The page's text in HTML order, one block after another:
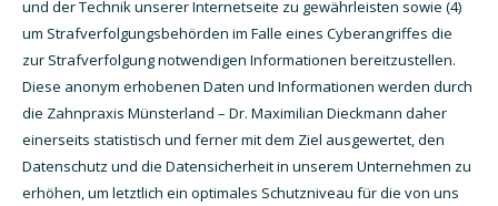
und der Technik unserer Internetseite zu gewährleisten sowie (4)
um Strafverfolgungsbehörden im Falle eines Cyberangriffes die
zur Strafverfolgung notwendigen Informationen bereitzustellen.
Diese anonym erhobenen Daten und Informationen werden durch
die Zahnpraxis Münsterland – Dr. Maximilian Dieckmann daher
einerseits statistisch und ferner mit dem Ziel ausgewertet, den
Datenschutz und die Datensicherheit in unserem Unternehmen zu
erhöhen, um letztlich ein optimales Schutzniveau für die von uns